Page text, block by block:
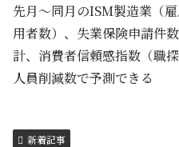
先月～同月のISM製造業（
用者数）、失業保険申請件
計、消費者信頼感指数（職
人員削減数で予測できる
新着記事